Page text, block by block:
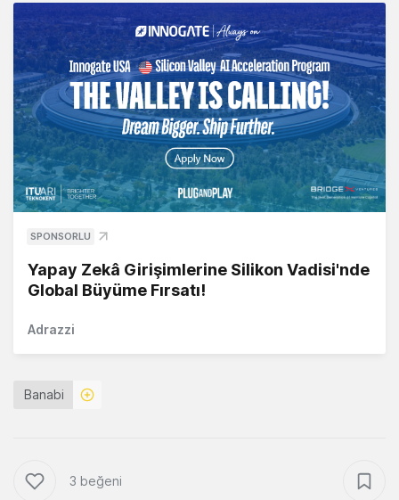
SPONSORLU
Yapay Zekâ Girişimlerine Silikon Vadisi'nde
Global Büyüme Fırsatı!
Adrazzi
Banabi
3 beğeni